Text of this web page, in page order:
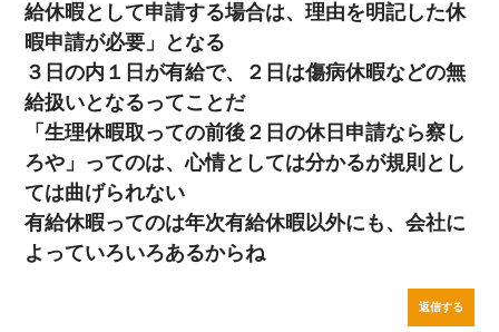
給休暇として申請する場合は、理由を明記した休
暇申請が必要」となる
３日の内１日が有給で、２日は傷病休暇などの無
給扱いとなるってことだ
「生理休暇取っての前後２日の休日申請なら察し
ろや」ってのは、心情としては分かるが規則とし
ては曲げられない
有給休暇ってのは年次有給休暇以外にも、会社に
よっていろいろあるからね
返信する